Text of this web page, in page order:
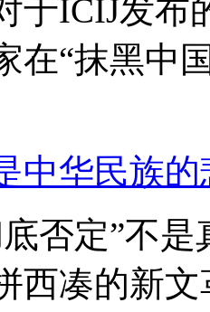
于ICIJ发布
在“抹黑中
中华民族的
否定”不
西凑的新